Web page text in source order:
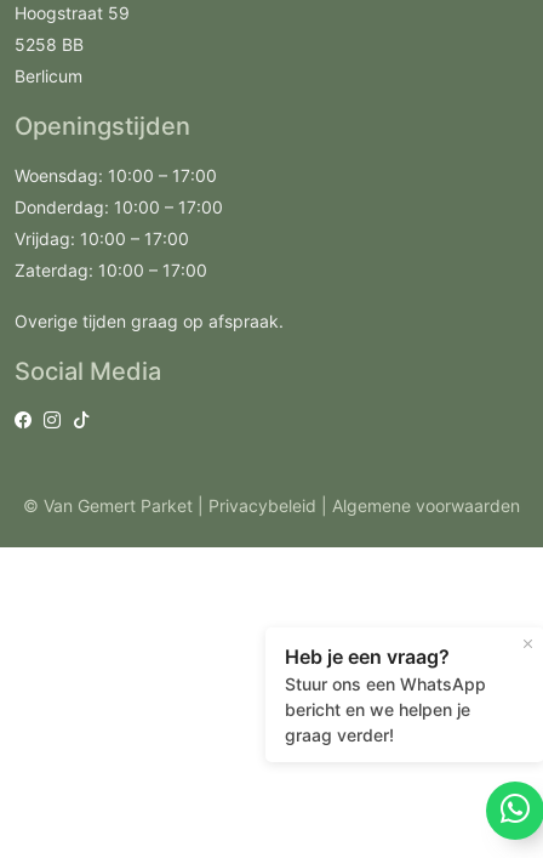
Heb je een vraag?
Stuur ons een WhatsApp
bericht en we helpen je
graag verder!
Hoogstraat 59
5258 BB
Berlicum
Openingstijden
Woensdag: 10:00 – 17:00
Donderdag: 10:00 – 17:00
Vrijdag: 10:00 – 17:00
Zaterdag: 10:00 – 17:00
Overige tijden graag op afspraak.
Social Media
© Van Gemert Parket | Privacybeleid | Algemene voorwaarden